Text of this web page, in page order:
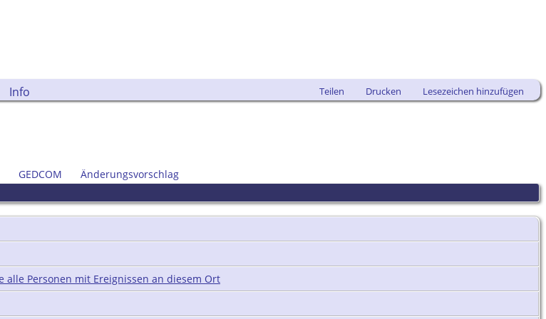
Info Teilen Drucken Lesezeichen hinzufügen
GEDCOM Änderungsvorschlag